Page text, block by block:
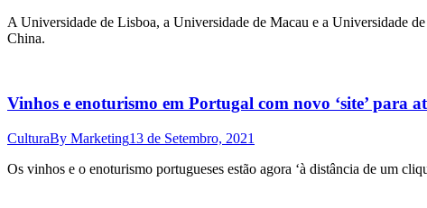
A Universidade de Lisboa, a Universidade de Macau e a Universidade
China.
Vinhos e enoturismo em Portugal com novo ‘site’ para
CulturaBy Marketing13 de Setembro, 2021
Os vinhos e o enoturismo portugueses estão agora ‘à distância de um